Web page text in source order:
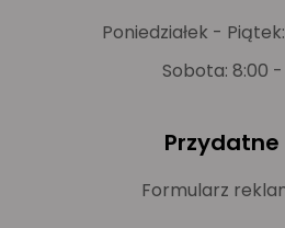
Poniedziałek -
Sobota: 8:00 -
Przydatne
Formularz